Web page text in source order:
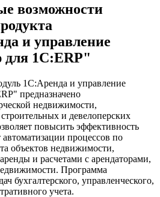
возможности
и управление
для 1С:ERP"
1С:Аренда и управление
предназначено
недвижимости,
и девелоперских
повысить эффективность
автоматизации процессов по
объектов недвижимости,
и расчетами с арендаторами,
Программа
бухгалтерского, управленческого,
учета.